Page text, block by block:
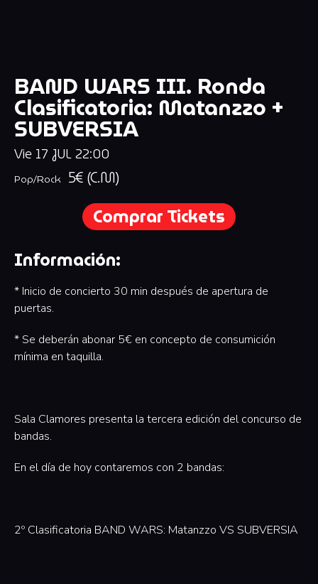
BAND WARS III. Ronda
Clasificatoria: Matanzzo +
SUBVERSIA
Vie 17 JUL22:00
Pop/Rock 5€ (C.M)
Comprar Tickets
Información:
* Inicio de concierto 30 min después de apertura de
puertas.
* Se deberán abonar 5€ en concepto de consumición
mínima en taquilla.
Sala Clamores presenta la tercera edición del concurso de
bandas.
En el día de hoy contaremos con 2 bandas:
2º Clasificatoria BAND WARS: Matanzzo VS SUBVERSIA